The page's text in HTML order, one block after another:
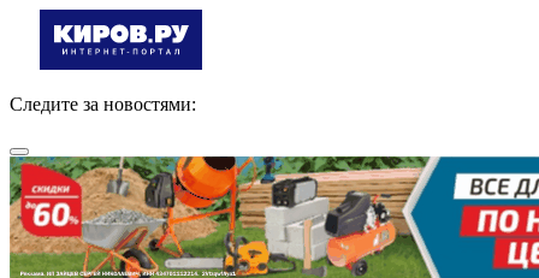
Следите за новостями: